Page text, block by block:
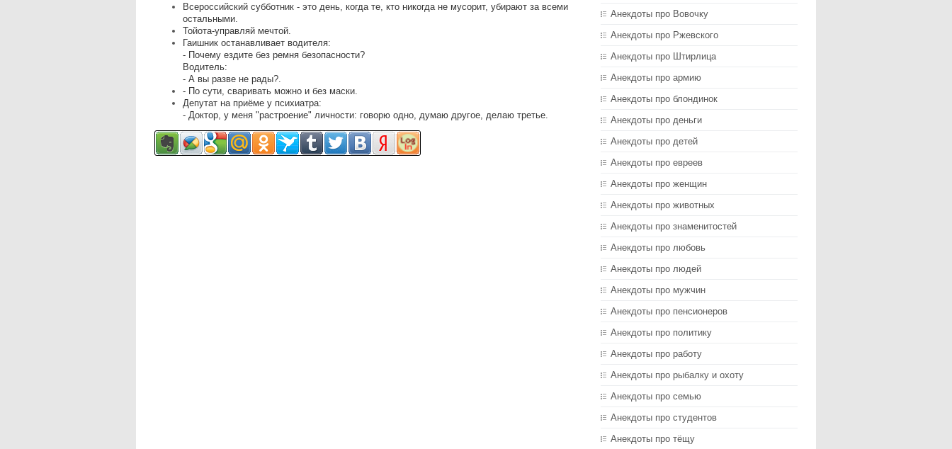
Всероссийский субботник - это день, когда те, кто никогда не мусорит, убирают за всеми
остальными.
Тойота-управляй мечтой.
Гаишник останавливает водителя:
- Почему ездите без ремня безопасности?
Водитель:
- А вы разве не рады?.
- По сути, сваривать можно и без маски.
Депутат на приёме у психиатра:
- Доктор, у меня "растроение" личности: говорю одно, думаю другое, делаю третье.
Анекдоты про Вовочку
Анекдоты про Ржевского
Анекдоты про Штирлица
Анекдоты про армию
Анекдоты про блондинок
Анекдоты про деньги
Анекдоты про детей
Анекдоты про евреев
Анекдоты про женщин
Анекдоты про животных
Анекдоты про знаменитостей
Анекдоты про любовь
Анекдоты про людей
Анекдоты про мужчин
Анекдоты про пенсионеров
Анекдоты про политику
Анекдоты про работу
Анекдоты про рыбалку и охоту
Анекдоты про семью
Анекдоты про студентов
Анекдоты про тёщу